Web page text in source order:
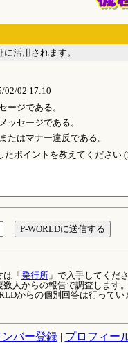
活用されます。
02/02 17:10
ージである。
ッセージである。
たはマナー違反である。
たポイントを教えてください
「 発行所」で入手してくだ
数人からの報告で調査します
からの個別回答は行ってい
ンバー登録| プロフィー